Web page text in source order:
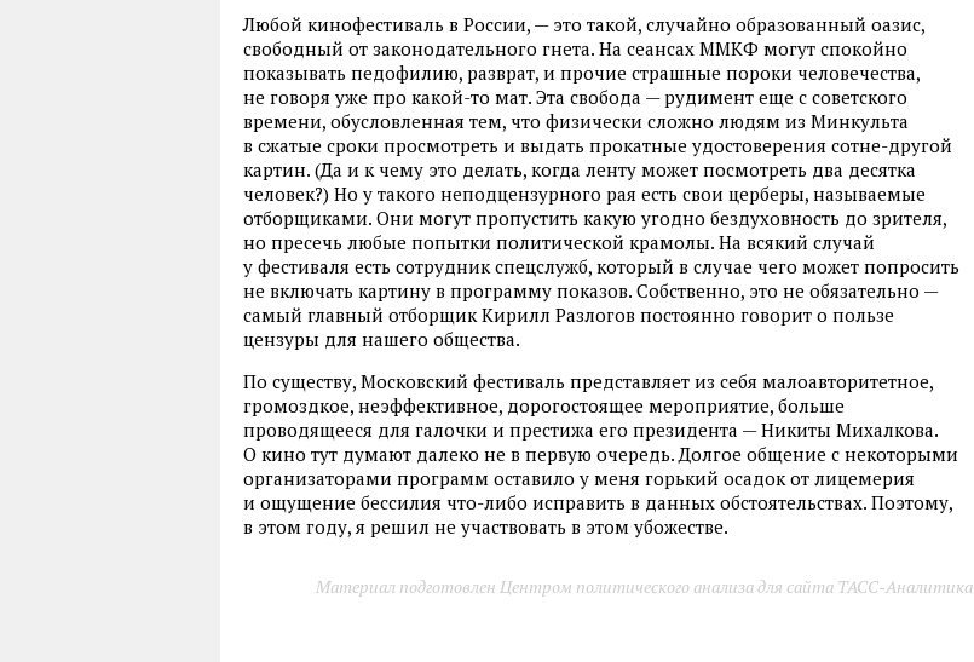
Любой кинофестиваль в России, — это такой, случайно образованный оазис,
свободный от законодательного гнета. На сеансах ММКФ могут спокойно
показывать педофилию, разврат, и прочие страшные пороки человечества,
не говоря уже про какой-то мат. Эта свобода — рудимент еще с советского
времени, обусловленная тем, что физически сложно людям из Минкульта
в сжатые сроки просмотреть и выдать прокатные удостоверения сотне-другой
картин. (Да и к чему это делать, когда ленту может посмотреть два десятка
человек?) Но у такого неподцензурного рая есть свои церберы, называемые
отборщиками. Они могут пропустить какую угодно бездуховность до зрителя,
но пресечь любые попытки политической крамолы. На всякий случай
у фестиваля есть сотрудник спецслужб, который в случае чего может попросить
не включать картину в программу показов. Собственно, это не обязательно —
самый главный отборщик Кирилл Разлогов постоянно говорит о пользе
цензуры для нашего общества.
По существу, Московский фестиваль представляет из себя малоавторитетное,
громоздкое, неэффективное, дорогостоящее мероприятие, больше
проводящееся для галочки и престижа его президента — Никиты Михалкова.
О кино тут думают далеко не в первую очередь. Долгое общение с некоторыми
организаторами программ оставило у меня горький осадок от лицемерия
и ощущение бессилия что-либо исправить в данных обстоятельствах. Поэтому,
в этом году, я решил не участвовать в этом убожестве.
Материал подготовлен Центром политического анализа для сайта ТАСС-Аналитика